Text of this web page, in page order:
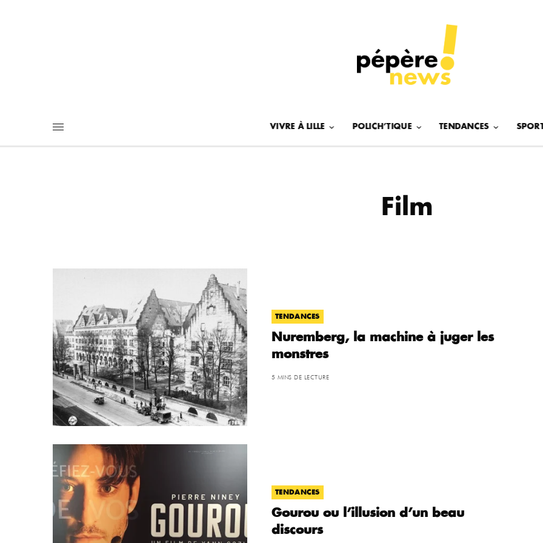
VIVRE À LILLE POLICH’TIQUE TENDANCES SPORT
Film
TENDANCES
Nuremberg, la machine à juger les
monstres
5 MINS DE LECTURE
TENDANCES
Gourou ou l’illusion d’un beau
discours